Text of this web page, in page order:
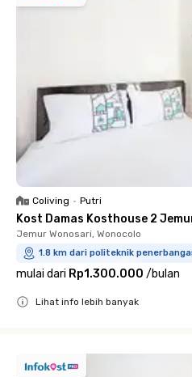
Coliving • Putri
Kost Damas Kosthouse 2
Jemur Wonosari, Wonocolo
1.8 km dari politeknik
mulai dari Rp1.300.000 /bulan
Lihat info lebih banyak